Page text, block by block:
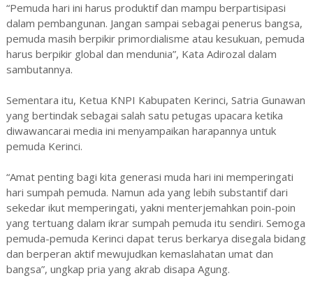
“Pemuda hari ini harus produktif dan mampu berpartisipasi
dalam pembangunan. Jangan sampai sebagai penerus bangsa,
pemuda masih berpikir primordialisme atau kesukuan, pemuda
harus berpikir global dan mendunia”, Kata Adirozal dalam
sambutannya.
Sementara itu, Ketua KNPI Kabupaten Kerinci, Satria Gunawan
yang bertindak sebagai salah satu petugas upacara ketika
diwawancarai media ini menyampaikan harapannya untuk
pemuda Kerinci.
“Amat penting bagi kita generasi muda hari ini memperingati
hari sumpah pemuda. Namun ada yang lebih substantif dari
sekedar ikut memperingati, yakni menterjemahkan poin-poin
yang tertuang dalam ikrar sumpah pemuda itu sendiri. Semoga
pemuda-pemuda Kerinci dapat terus berkarya disegala bidang
dan berperan aktif mewujudkan kemaslahatan umat dan
bangsa”, ungkap pria yang akrab disapa Agung.